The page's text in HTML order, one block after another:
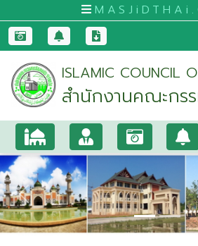
หน้า
หลัก
มัสยิด
และ
สัป
รุษ
กระบี่
กรุงเทพมหานคร
ISLAMIC COUNCIL
PATTANI PROVINCE
สำนักงานคณะกร
อิสลามประจำจังห
ปัตตานี
Previous